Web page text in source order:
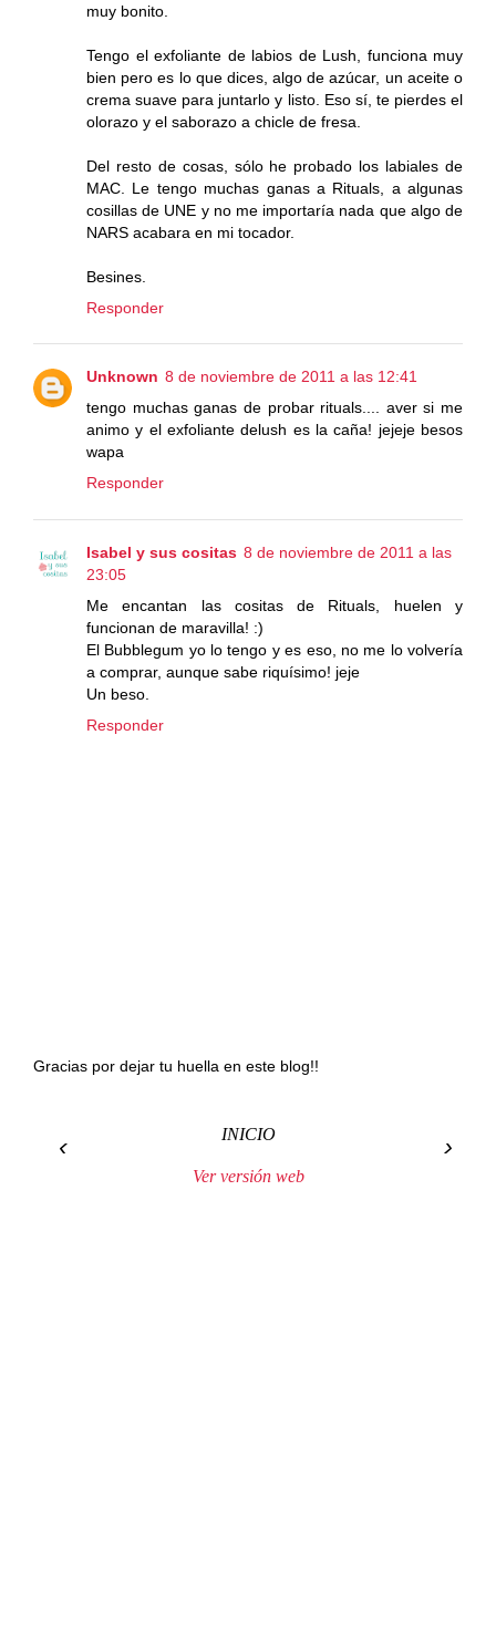
muy bonito.
Tengo el exfoliante de labios de Lush, funciona muy
bien pero es lo que dices, algo de azúcar, un aceite o
crema suave para juntarlo y listo. Eso sí, te pierdes el
olorazo y el saborazo a chicle de fresa.
Del resto de cosas, sólo he probado los labiales de
MAC. Le tengo muchas ganas a Rituals, a algunas
cosillas de UNE y no me importaría nada que algo de
NARS acabara en mi tocador.
Besines.
Responder
Unknown 8 de noviembre de 2011 a las 12:41
tengo muchas ganas de probar rituals.... aver si me
animo y el exfoliante delush es la caña! jejeje besos
wapa
Responder
Isabel y sus cositas 8 de noviembre de 2011 a las
23:05
Me encantan las cositas de Rituals, huelen y
funcionan de maravilla! :)
El Bubblegum yo lo tengo y es eso, no me lo volvería
a comprar, aunque sabe riquísimo! jeje
Un beso.
Responder
Gracias por dejar tu huella en este blog!!
‹ ›
INICIO
Ver versión web